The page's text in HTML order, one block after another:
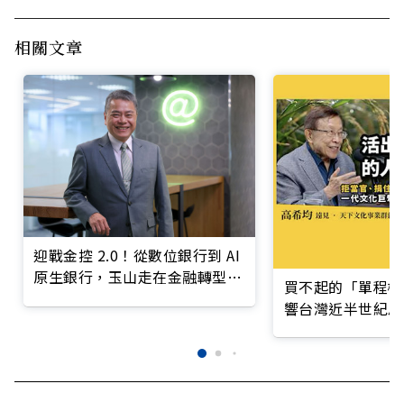
相關文章
迎戰金控 2.0！從數位銀行到 AI
原生銀行，玉山走在金融轉型最
買不起的「單程
響台灣近半世紀